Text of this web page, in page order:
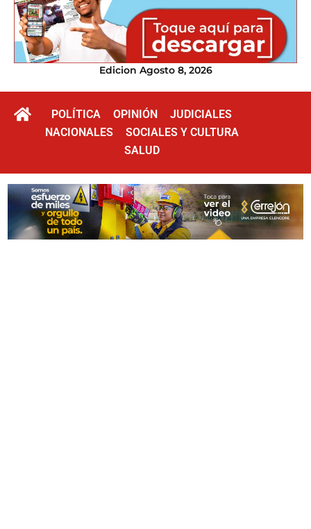
Edicion Agosto 8, 2026
POLÍTICA OPINIÓN
JUDICIALES
NACIONALES
SOCIALES Y CULTURA
SALUD